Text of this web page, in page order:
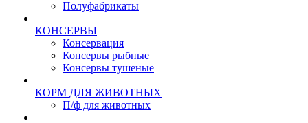
Полуфабрикаты
КОНСЕРВЫ
Консервация
Консервы рыбные
Консервы тушеные
КОРМ ДЛЯ ЖИВОТНЫХ
П/ф для животных